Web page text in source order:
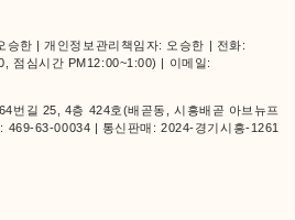
승한 | 개인정보관리책임자: 오승한 | 전화:
점심시간 PM12:00~1:00) | 이메일:
번길 25, 4층 424호(배곧동, 시흥배곧 아브뉴프
469-63-00034 | 통신판매:2024-경기시흥-1261